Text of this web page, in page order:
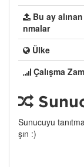
Bu ay
nmalar
Ülke
Çalışma
Sunucuyu
şın :)